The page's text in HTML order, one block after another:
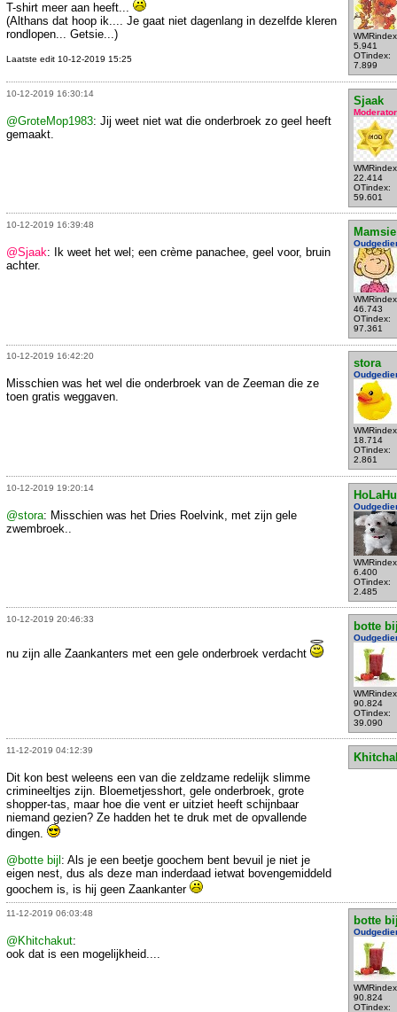
5.941
OTindex:
7.899
T-shirt meer aan heeft...
(Althans dat hoop ik.... Je gaat niet dagenlang in dezelfde kleren
rondlopen... Getsie...)
Laatste edit 10-12-2019 15:25
10-12-2019 16:30:14
Sjaak
Moderator
22.414
OTindex:
59.601
@GroteMop1983: Jij weet niet wat die onderbroek zo geel heeft
gemaakt.
10-12-2019 16:39:48
Mamsie
46.743
OTindex:
97.361
@Sjaak: Ik weet het wel; een crème panachee, geel voor, bruin
achter.
10-12-2019 16:42:20
stora
18.714
OTindex:
2.861
Misschien was het wel die onderbroek van de Zeeman die ze
toen gratis weggaven.
10-12-2019 19:20:14
HoLaHu
6.400
OTindex:
2.485
@stora: Misschien was het Dries Roelvink, met zijn gele
zwembroek..
10-12-2019 20:46:33
botte
90.824
OTindex:
39.090
nu zijn alle Zaankanters met een gele onderbroek verdacht
11-12-2019 04:12:39
Dit kon best weleens een van die zeldzame redelijk slimme
crimineeltjes zijn. Bloemetjesshort, gele onderbroek, grote
shopper-tas, maar hoe die vent er uitziet heeft schijnbaar
niemand gezien? Ze hadden het te druk met de opvallende
dingen.
@botte bijl : Als je een beetje goochem bent bevuil je niet je
eigen nest, dus als deze man inderdaad ietwat bovengemiddeld
goochem is, is hij geen Zaankanter
11-12-2019 06:03:48
botte
90.824
OTindex:
@Khitchakut:
ook dat is een mogelijkheid....